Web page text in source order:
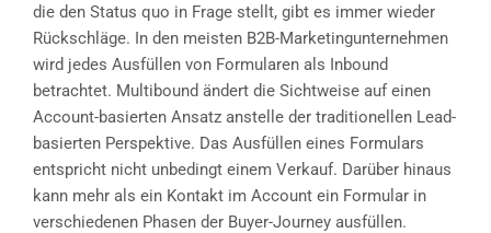
die den Status quo in Frage stellt, gibt es immer wieder
Rückschläge. In den meisten B2B-Marketingunternehmen
wird jedes Ausfüllen von Formularen als Inbound
betrachtet. Multibound ändert die Sichtweise auf einen
Account-basierten Ansatz anstelle der traditionellen Lead-
basierten Perspektive. Das Ausfüllen eines Formulars
entspricht nicht unbedingt einem Verkauf. Darüber hinaus
kann mehr als ein Kontakt im Account ein Formular in
verschiedenen Phasen der Buyer-Journey ausfüllen.